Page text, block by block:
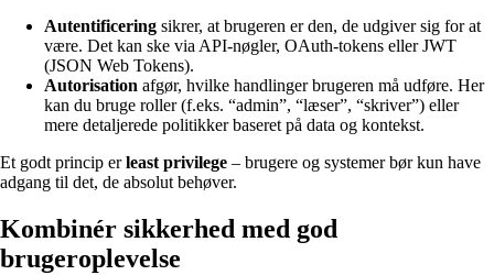
Autentificering sikrer, at brugeren er den, de udgiver sig for at
være. Det kan ske via API‑nøgler, OAuth‑tokens eller JWT
(JSON Web Tokens).
Autorisation afgør, hvilke handlinger brugeren må udføre. Her
kan du bruge roller (f.eks. “admin”, “læser”, “skriver”) eller
mere detaljerede politikker baseret på data og kontekst.
Et godt princip erleast privilege – brugere og systemer bør kun have
adgang til det, de absolut behøver.
Kombinér sikkerhed med god
brugeroplevelse